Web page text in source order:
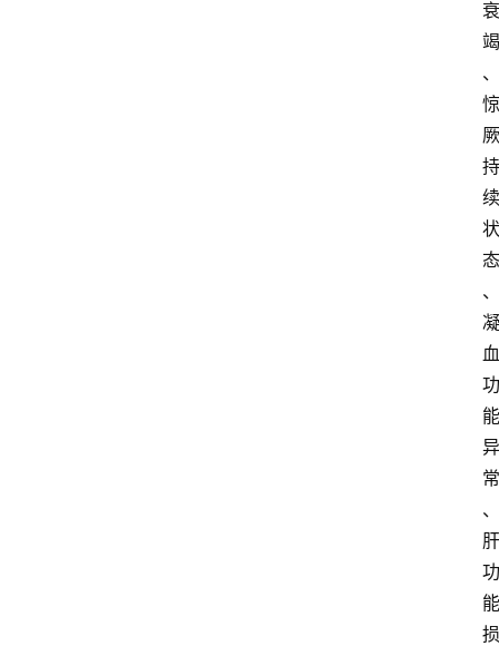
衰
竭
、
惊
厥
持
续
状
态
、
凝
血
功
能
异
常
、
肝
功
能
损